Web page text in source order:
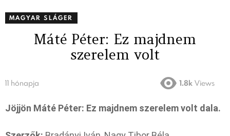
MAGYAR SLÁGER
Máté Péter: Ez majdnem
szerelem volt
11 hónapja 1.8k Views
Jöjjön Máté Péter: Ez majdnem szerelem volt dala.